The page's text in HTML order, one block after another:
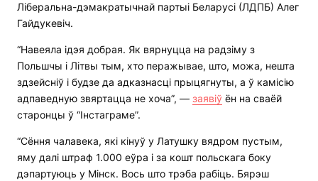
Ліберальна-дэмакратычнай партыі Беларусі (ЛДПБ) Алег
Гайдукевіч.
“Навеяла ідэя добрая. Як вярнуцца на радзіму з
Польшчы і Літвы тым, хто перажывае, што, можа, нешта
здзейсніў і будзе да адказнасці прыцягнуты, а ў камісію
адпаведную звяртацца не хоча”, — заявіў ён на сваёй
старонцы ў “Інстаграме”.
“Сёння чалавека, які кінуў у Латушку вядром пустым,
яму далі штраф 1.000 еўра і за кошт польскага боку
дэпартуюць у Мінск. Вось што трэба рабіць. Бярэш